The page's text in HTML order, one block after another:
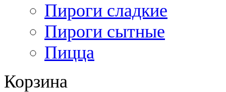
Пироги сладкие
Пироги сытные
Пицца
Корзина